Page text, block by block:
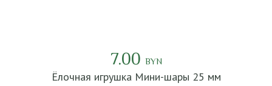
7.00 BYN
Ёлочная игрушка Мини-шары 25 мм